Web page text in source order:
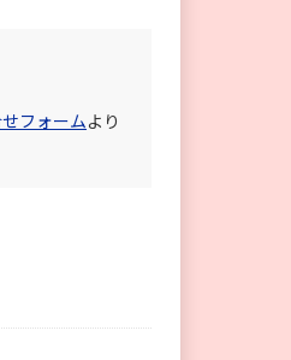
フォームより